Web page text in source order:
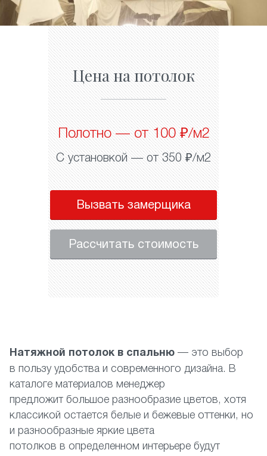
Цена на потолок
Полотно — от 100 ₽/м2
С установкой — от 350 ₽/м2
Вызвать замерщика
Рассчитать стоимость
Натяжной потолок в спальню — это выбор
в пользу удобства и современного дизайна. В
каталоге материалов менеджер
предложит большое разнообразие цветов, хотя
классикой остается белые и бежевые оттенки, но
и разнообразные яркие цвета
потолков в определенном интерьере будут